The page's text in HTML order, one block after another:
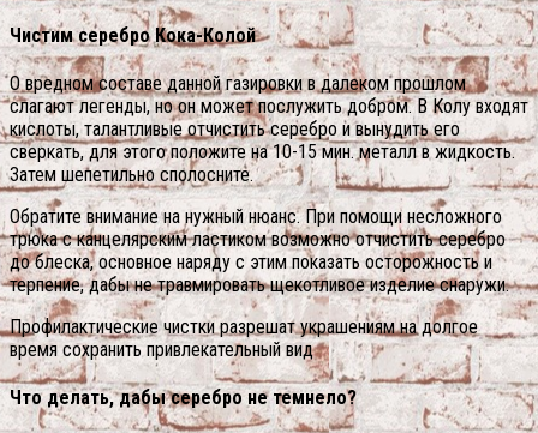
Чистим серебро Кока-Колой
О вредном составе данной газировки в далеком прошлом
слагают легенды, но он может послужить добром. В Колу входят
кислоты, талантливые отчистить серебро и вынудить его
сверкать, для этого положите на 10-15 мин. металл в жидкость.
Затем шепетильно сполосните.
Обратите внимание на нужный нюанс. При помощи несложного
трюка с канцелярским ластиком возможно отчистить серебро
до блеска, основное наряду с этим показать осторожность и
терпение, дабы не травмировать щекотливое изделие снаружи.
Профилактические чистки разрешат украшениям на долгое
время сохранить привлекательный вид
Что делать, дабы серебро не темнело?